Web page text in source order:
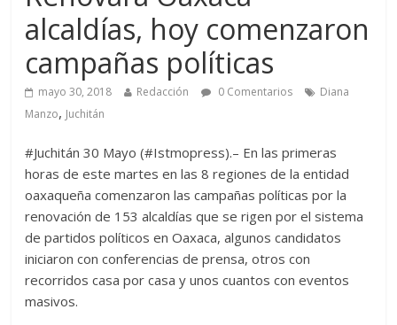
alcaldías, hoy comenzaron
campañas políticas
mayo 30, 2018 Redacción 0 Comentarios
Diana
Manzo, Juchitán
#Juchitán 30 Mayo (#Istmopress).– En las primeras
horas de este martes en las 8 regiones de la entidad
oaxaqueña comenzaron las campañas políticas por la
renovación de 153 alcaldías que se rigen por el sistema
de partidos políticos en Oaxaca, algunos candidatos
iniciaron con conferencias de prensa, otros con
recorridos casa por casa y unos cuantos con eventos
masivos.